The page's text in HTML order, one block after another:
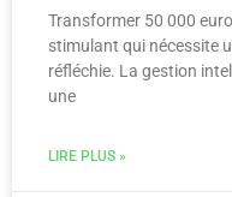
Transformer 50 000
stimulant qui nécessite
réfléchie. La gestion
une
LIRE PLUS »